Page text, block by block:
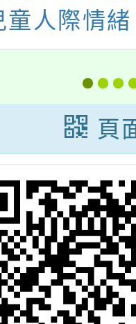
童人際情緒
與兒童權利
研習」，歡
本校教師參
加。
頁